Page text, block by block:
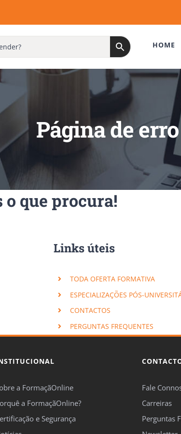
HOME
Página de
o que procura!
Links úteis
TODA OFERTA FORMATIVA
ESPECIALIZAÇÕES PÓS-
CONTACTOS
PERGUNTAS FREQUENTES
a FormaçãOnline
a FormaçãOnline?
e Segurança
Fale
Carreiras
Perguntas